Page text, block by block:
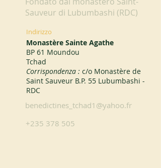
Sauveur di Lubumbashi (RDC)
Indirizzo
Monastère Sainte Agathe
BP 61 Moundou
Tchad
Corrispondenza : c/o Monastère de
Saint Sauveur B.P. 55 Lubumbashi -
RDC
benedictines_tchad1@yahoo.fr
+235 378 505